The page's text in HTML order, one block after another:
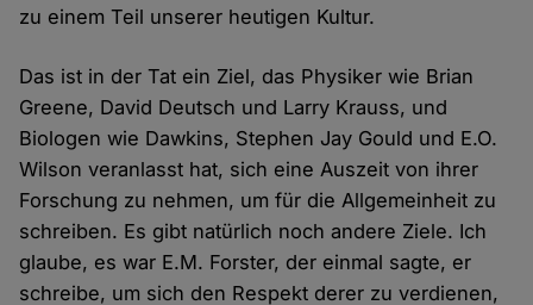
zu einem Teil unserer heutigen Kultur.
Das ist in der Tat ein Ziel, das Physiker wie Brian
Greene, David Deutsch und Larry Krauss, und
Biologen wie Dawkins, Stephen Jay Gould und E.O.
Wilson veranlasst hat, sich eine Auszeit von ihrer
Forschung zu nehmen, um für die Allgemeinheit zu
schreiben. Es gibt natürlich noch andere Ziele. Ich
glaube, es war E.M. Forster, der einmal sagte, er
schreibe, um sich den Respekt derer zu verdienen,